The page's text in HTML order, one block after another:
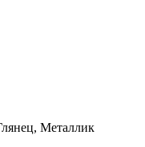
Металлик